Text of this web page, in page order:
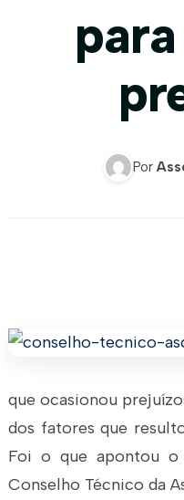
Por
que ocasionou
dos fatores que
Foi o que apontou o
Conselho Técnico da